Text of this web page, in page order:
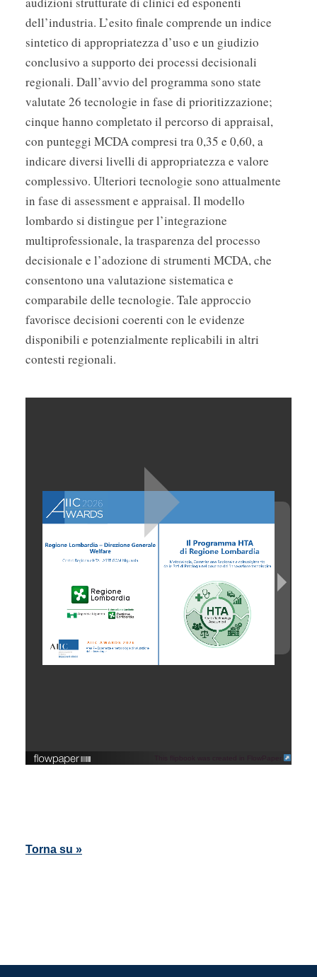
dell’industria. L’esito finale comprende un indice
sintetico di appropriatezza d’uso e un giudizio
conclusivo a supporto dei processi decisionali
regionali. Dall’avvio del programma sono state
valutate 26 tecnologie in fase di prioritizzazione;
cinque hanno completato il percorso di appraisal,
con punteggi MCDA compresi tra 0,35 e 0,60, a
indicare diversi livelli di appropriatezza e valore
complessivo. Ulteriori tecnologie sono attualmente
in fase di assessment e appraisal. Il modello
lombardo si distingue per l’integrazione
multiprofessionale, la trasparenza del processo
decisionale e l’adozione di strumenti MCDA, che
consentono una valutazione sistematica e
comparabile delle tecnologie. Tale approccio
favorisce decisioni coerenti con le evidenze
disponibili e potenzialmente replicabili in altri
contesti regionali.
Torna su »